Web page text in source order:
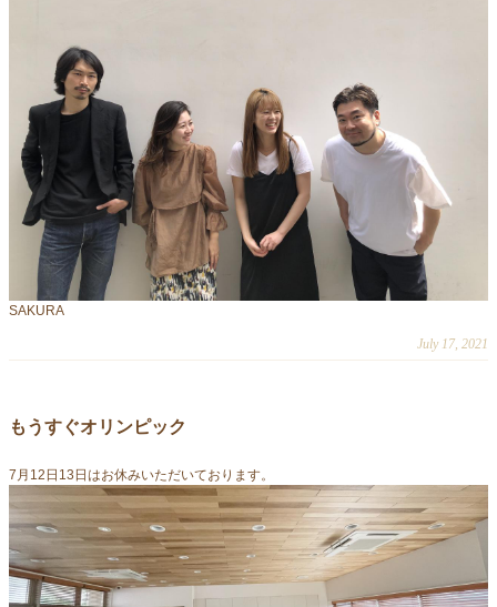
SAKURA
July 17, 2021
もうすぐオリンピック
7月12日13日はお休みいただいております。